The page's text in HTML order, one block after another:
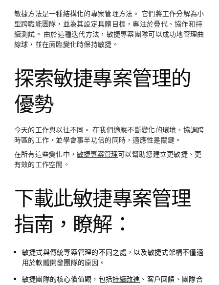
敏捷方法是一種結構化的專案管理方法。 它們將工作分解為小
型跨職能團隊，並為其設定具體目標，專注於疊代、協作和持
續測試。 由於這種迭代方法，敏捷專案團隊可以成功地管理曲
線球，並在面臨變化時保持敏捷。
探索敏捷專案管理的
優勢
今天的工作與以往不同。 在我們適應不斷變化的環境、協調跨
時區的工作，並學會事半功倍的同時，適應性是關鍵。
在所有這些變化中，敏捷專案管理可以幫助您建立更敏捷、更
有效的工作空間。
下載此敏捷專案管理
指南，瞭解：
敏捷式與傳統專案管理的不同之處，以及敏捷式架構不僅適
用於軟體開發團隊的原因。
敏捷團隊的核心價值觀，包括持續改進 、客戶回饋、團隊合